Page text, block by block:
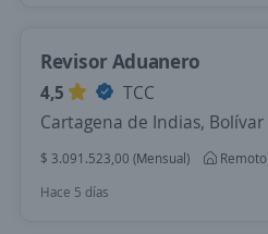
Revisor Aduanero
4,5
TCC
Cartagena de Indias, Bolívar
$ 3.091.523,00 (Mensual)
Remoto
Hace 5 días